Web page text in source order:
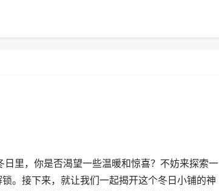
里，你是否渴望一些温暖和惊喜？不妨来探索一
。接下来，就让我们一起揭开这个冬日小铺的神